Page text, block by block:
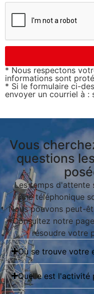
* Nous respectons
informations sont
* Si le formulaire ci-
envoyer un courriel à :
Vous
questions
Les temps d'attente
ligne téléphonique
Nous pouvons peut-
Consultez notre
résoudre votre
Où se trouve votre
Quelle est l'activité